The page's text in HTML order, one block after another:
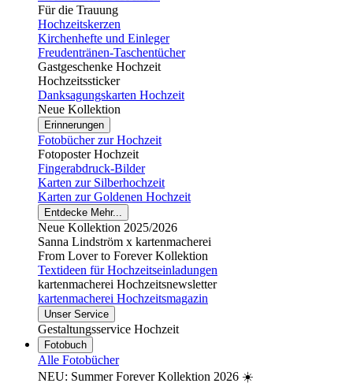
Für die Trauung
Hochzeitskerzen
Kirchenhefte und Einleger
Freudentränen-Taschentücher
Gastgeschenke Hochzeit
Hochzeitssticker
Danksagungskarten Hochzeit
Neue Kollektion
Erinnerungen
Fotobücher zur Hochzeit
Fotoposter Hochzeit
Fingerabdruck-Bilder
Karten zur Silberhochzeit
Karten zur Goldenen Hochzeit
Entdecke Mehr...
Neue Kollektion 2025/2026
Sanna Lindström x kartenmacherei
From Lover to Forever Kollektion
Textideen für Hochzeitseinladungen
kartenmacherei Hochzeitsnewsletter
kartenmacherei Hochzeitsmagazin
Unser Service
Gestaltungsservice Hochzeit
Fotobuch
Alle Fotobücher
NEU: Summer Forever Kollektion 2026 ☀️